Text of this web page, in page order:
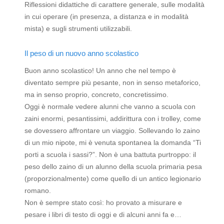
Riflessioni didattiche di carattere generale, sulle modalità
in cui operare (in presenza, a distanza e in modalità
mista) e sugli strumenti utilizzabili.
Il peso di un nuovo anno scolastico
Buon anno scolastico! Un anno che nel tempo è
diventato sempre più pesante, non in senso metaforico,
ma in senso proprio, concreto, concretissimo.
Oggi è normale vedere alunni che vanno a scuola con
zaini enormi, pesantissimi, addirittura con i trolley, come
se dovessero affrontare un viaggio. Sollevando lo zaino
di un mio nipote, mi è venuta spontanea la domanda “Ti
porti a scuola i sassi?”. Non è una battuta purtroppo: il
peso dello zaino di un alunno della scuola primaria pesa
(proporzionalmente) come quello di un antico legionario
romano.
Non è sempre stato così: ho provato a misurare e
pesare i libri di testo di oggi e di alcuni anni fa e…